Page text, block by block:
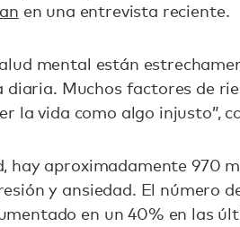
en una entrevista reciente.
mental están
diaria. Muchos factores de
la vida como algo injusto”,
hay aproximadamente 970
y ansiedad. El número
en un 40% en las